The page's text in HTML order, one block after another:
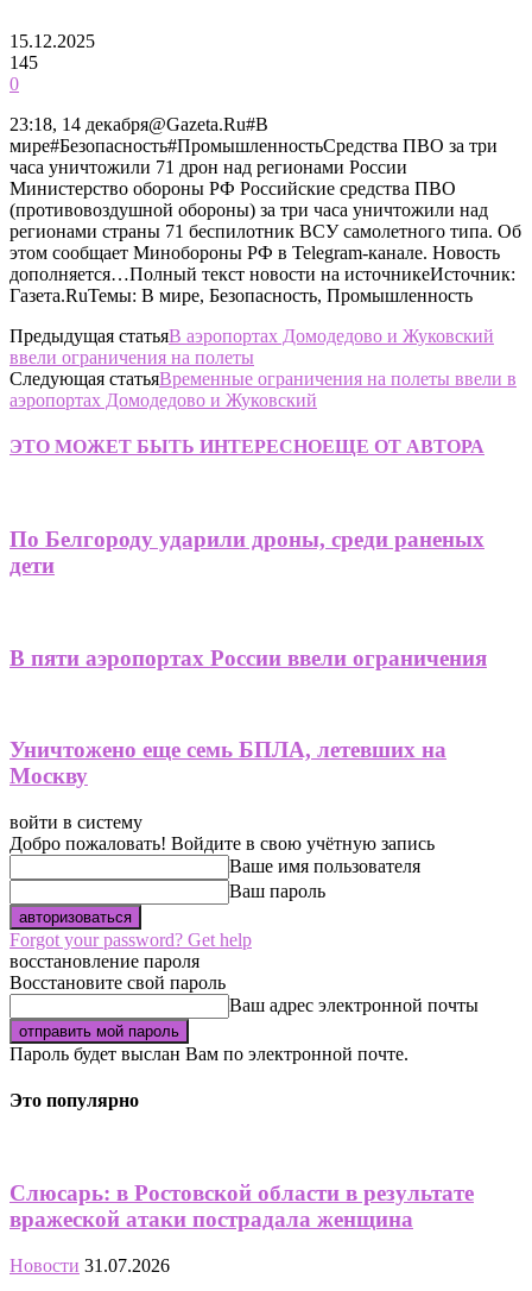
15.12.2025
145
0
23:18, 14 декабря@Gazeta.Ru#В
мире#Безопасность#ПромышленностьСредства ПВО за три
часа уничтожили 71 дрон над регионами России
Министерство обороны РФ Российские средства ПВО
(противовоздушной обороны) за три часа уничтожили над
регионами страны 71 беспилотник ВСУ самолетного типа. Об
этом сообщает Минобороны РФ в Telegram-канале. Новость
дополняется…Полный текст новости на источникеИсточник:
Газета.RuТемы: В мире, Безопасность, Промышленность
Предыдущая статьяВ аэропортах Домодедово и Жуковский
ввели ограничения на полеты
Следующая статьяВременные ограничения на полеты ввели в
аэропортах Домодедово и Жуковский
ЭТО МОЖЕТ БЫТЬ ИНТЕРЕСНОЕЩЕ ОТ АВТОРА
По Белгороду ударили дроны, среди раненых
дети
В пяти аэропортах России ввели ограничения
Уничтожено еще семь БПЛА, летевших на
Москву
войти в систему
Добро пожаловать! Войдите в свою учётную запись
Ваше имя пользователя
Ваш пароль
Forgot your password? Get help
восстановление пароля
Восстановите свой пароль
Ваш адрес электронной почты
Пароль будет выслан Вам по электронной почте.
Это популярно
Слюсарь: в Ростовской области в результате
вражеской атаки пострадала женщина
Новости 31.07.2026